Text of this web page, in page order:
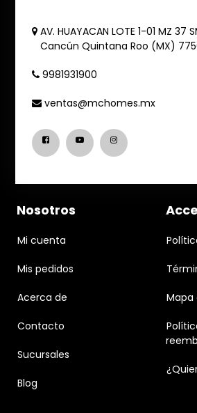
AV. HUAYACAN LOTE 1-01 MZ 37
Cancún Quintana Roo (MX)
9981931900
ventas@mchomes.mx
Nosotros
Mi cuenta
Mis pedidos
Acerca de
Contacto
Sucursales
Blog
Mapa